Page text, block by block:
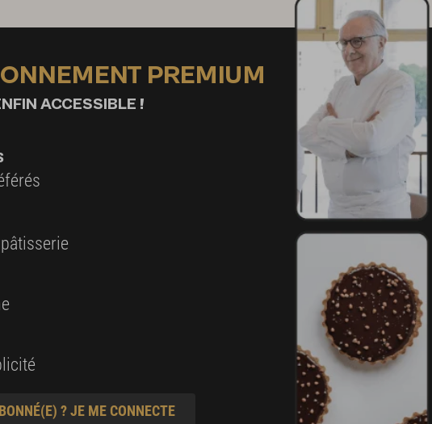
PREMIUM
ACCESSIBLE !
? JE ME CONNECTE